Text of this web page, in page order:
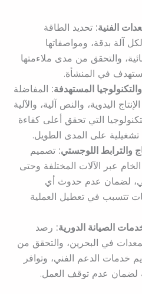
الفنية: تحديد الطاقة
آلة بدقة، ومواصفاتها
والتحقق من مدى ملاءمتها
في المنشأة.
المستهدفة: المفاضلة
اليدوية، والنص آلية، والآلية
التي تحقق أعلى كفاءة
تشغيلية على المدى الطويل.
والترابط اللوجستي: تصميم
عبر الآلات المختلفة وحتى
لضمان عدم حدوث أي
تتسبب في تعطيل العملية
الصيانة الدورية: رصد
في البحرين، والتحقق من
خدمات الدعم الفني، وتوافر
لضمان عدم توقف العمل.